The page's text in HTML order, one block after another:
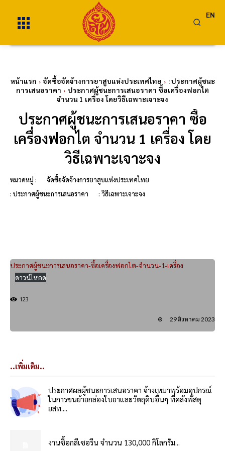
EN
หน้าแรก จัดซื้อจัดจ้างการยาสูบแห่งประเทศไทย
: ประกาศผู้ชนะ
การเสนอราคา
ประกาศผู้ชนะการเสนอราคา ซื้อเครื่องฟอกไต
จำนวน 1 เครื่อง โดยวิธีเฉพาะเจาะจง
ประกาศผู้ชนะการเสนอราคา ซื้อ
เครื่องฟอกไต จำนวน 1 เครื่อง โดย
วิธีเฉพาะเจาะจง
หมวดหมู่ :
จัดซื้อจัดจ้างการยาสูบแห่งประเทศไทย
: ประกาศผู้ชนะการเสนอราคา
: วิธีเฉพาะเจาะจง
ประกาศผู้ชนะการเสนอราคา-ซื้อเครื่องฟอกไต-จำนวน-1-เครื่อง
ดาวน์โหลด
123
29 สิงหาคม 2023
..เพิ่มเติม..
ประกาศผลผู้ชนะการเสนอราคา จ้างเหมาพร้อมอุปกรณ์
ในการขนย้ายกล่องใบยาและวัตถุดิบอื่นๆ ที่คลังพัสดุ
ยสท....
งานซื้อกลีเซอรีน จำนวน 130,000 กิโลกรัม...